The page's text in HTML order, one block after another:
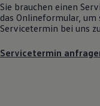
Sie brauchen einen
das Onlineformular,
Servicetermin bei uns
Servicetermin